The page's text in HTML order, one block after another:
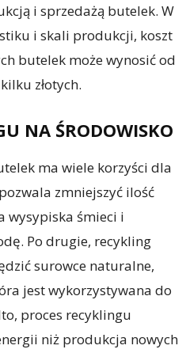
i sprzedażą butelek. W
i skali produkcji, koszt
butelek może wynosić od
złotych.
NA ŚRODOWISKO
ma wiele korzyści dla
zmniejszyć ilość
wysypiska śmieci i
Po drugie, recykling
surowce naturalne,
jest wykorzystywana do
proces recyklingu
niż produkcja nowych